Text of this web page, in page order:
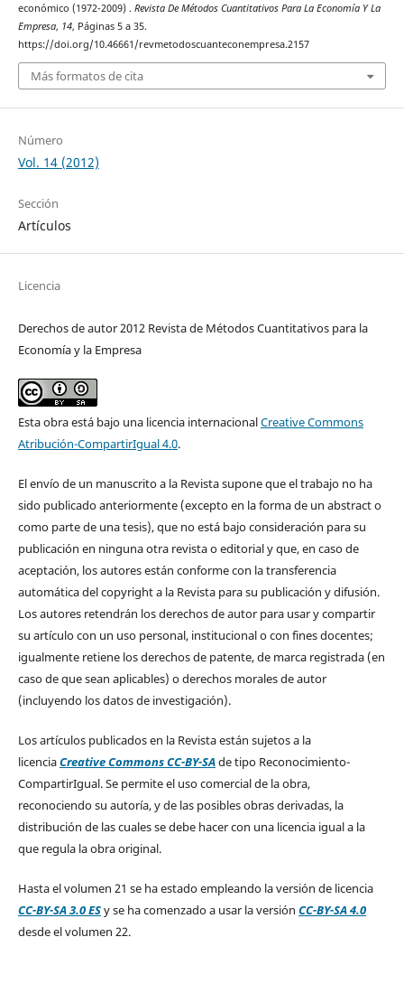
económico (1972-2009) . Revista De Métodos Cuantitativos Para La Economía Y La
Empresa, 14, Páginas 5 a 35.
https://doi.org/10.46661/revmetodoscuanteconempresa.2157
Más formatos de cita
Número
Vol. 14 (2012)
Sección
Artículos
Licencia
Derechos de autor 2012 Revista de Métodos Cuantitativos para la
Economía y la Empresa
Esta obra está bajo una licencia internacionalCreative Commons
Atribución-CompartirIgual 4.0.
El envío de un manuscrito a la Revista supone que el trabajo no ha
sido publicado anteriormente (excepto en la forma de un abstract o
como parte de una tesis), que no está bajo consideración para su
publicación en ninguna otra revista o editorial y que, en caso de
aceptación, los autores están conforme con la transferencia
automática del copyright a la Revista para su publicación y difusión.
Los autores retendrán los derechos de autor para usar y compartir
su artículo con un uso personal, institucional o con fines docentes;
igualmente retiene los derechos de patente, de marca registrada (en
caso de que sean aplicables) o derechos morales de autor
(incluyendo los datos de investigación).
Los artículos publicados en la Revista están sujetos a la
licenciaCreative Commons CC-BY-SAde tipo Reconocimiento-
CompartirIgual. Se permite el uso comercial de la obra,
reconociendo su autoría, y de las posibles obras derivadas, la
distribución de las cuales se debe hacer con una licencia igual a la
que regula la obra original.
Hasta el volumen 21 se ha estado empleando la versión de licencia
CC-BY-SA 3.0 ESy se ha comenzado a usar la versión CC-BY-SA 4.0
desde el volumen 22.